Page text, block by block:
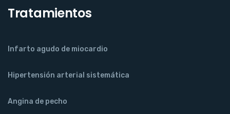
Tratamientos
Infarto agudo de miocardio
Hipertensión arterial sistemática
Angina de pecho